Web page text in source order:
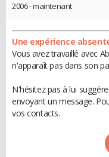
2006 - maintenant
Une expérience
Vous avez travaillé avec
n'apparaît pas dans son
N'hésitez pas à lui
envoyant un message.
vos contacts.